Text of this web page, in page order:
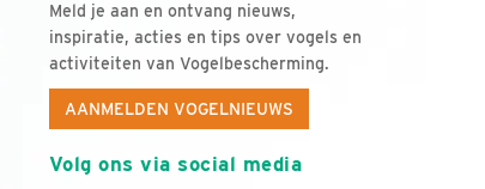
Meld je aan en ontvang nieuws,
inspiratie, acties en tips over vogels en
activiteiten van Vogelbescherming.
AANMELDEN VOGELNIEUWS
Volg ons via social media